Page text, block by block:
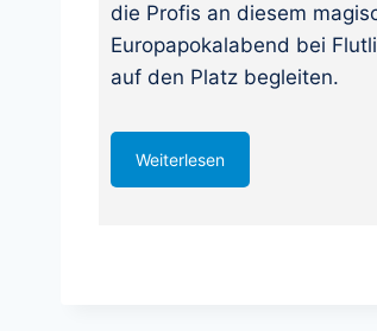
die Profis an diesem
Europapokalabend bei
auf den Platz begleiten.
Weiterlesen